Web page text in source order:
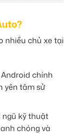
nhiều chủ xe tại
chính
yên tâm sử
kỹ thuật
chóng và